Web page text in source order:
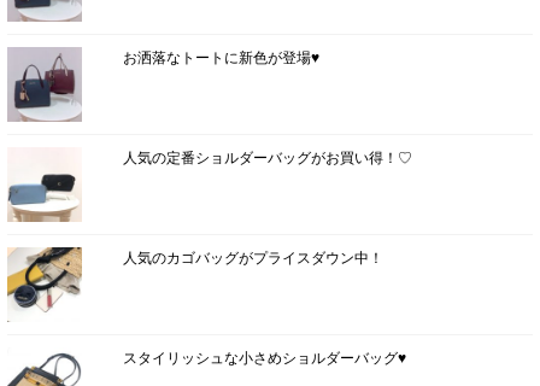
お洒落なトートに新色が登場♥
人気の定番ショルダーバッグがお買い得！♡
人気のカゴバッグがプライスダウン中！
スタイリッシュな小さめショルダーバッグ♥